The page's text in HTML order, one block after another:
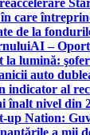
care
de la
AI –
la lumină:
auto
indicator al
înalt nivel din
up Nation:
a mii